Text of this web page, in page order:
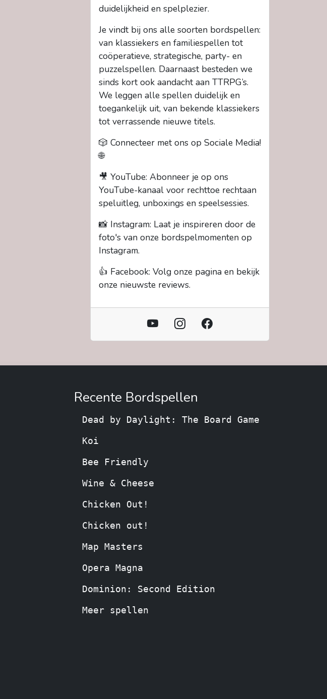
duidelijkheid en spelplezier.
Je vindt bij ons alle soorten bordspellen:
van klassiekers en familiespellen tot
coöperatieve, strategische, party- en
puzzelspellen. Daarnaast besteden we
sinds kort ook aandacht aan TTRPG’s.
We leggen alle spellen duidelijk en
toegankelijk uit, van bekende klassiekers
tot verrassende nieuwe titels.
🎲 Connecteer met ons op Sociale Media!
🌐
🎥 YouTube: Abonneer je op ons
YouTube-kanaal voor rechttoe rechtaan
speluitleg, unboxings en speelsessies.
📸 Instagram: Laat je inspireren door de
foto's van onze bordspelmomenten op
Instagram.
👍 Facebook: Volg onze pagina en bekijk
onze nieuwste reviews.
Recente Bordspellen
Dead by Daylight: The Board Game
Koi
Bee Friendly
Wine & Cheese
Chicken Out!
Chicken out!
Map Masters
Opera Magna
Dominion: Second Edition
Meer spellen